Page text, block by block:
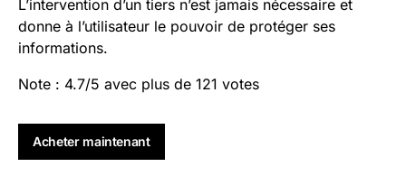
L’intervention d’un tiers n’est jamais nécessaire et
donne à l’utilisateur le pouvoir de protéger ses
informations.
Note : 4.7/5 avec plus de 121 votes
Acheter maintenant